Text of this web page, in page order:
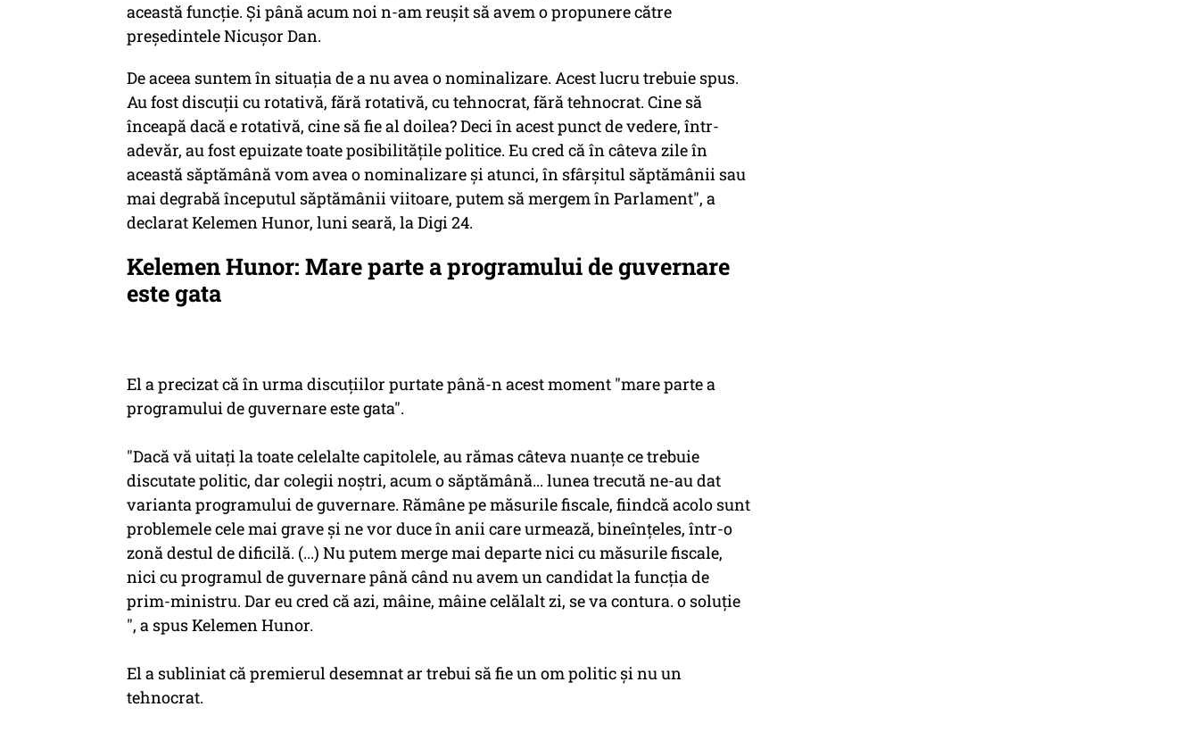
această funcţie. Şi până acum noi n-am reuşit să avem o propunere către
preşedintele Nicuşor Dan.
De aceea suntem în situaţia de a nu avea o nominalizare. Acest lucru trebuie spus.
Au fost discuţii cu rotativă, fără rotativă, cu tehnocrat, fără tehnocrat. Cine să
înceapă dacă e rotativă, cine să fie al doilea? Deci în acest punct de vedere, într-
adevăr, au fost epuizate toate posibilităţile politice. Eu cred că în câteva zile în
această săptămână vom avea o nominalizare şi atunci, în sfârşitul săptămânii sau
mai degrabă începutul săptămânii viitoare, putem să mergem în Parlament", a
declarat Kelemen Hunor, luni seară, la Digi 24.
Kelemen Hunor: Mare parte a programului de guvernare
este gata
El a precizat că în urma discuţiilor purtate până-n acest moment "mare parte a
programului de guvernare este gata".
"Dacă vă uitaţi la toate celelalte capitolele, au rămas câteva nuanţe ce trebuie
discutate politic, dar colegii noştri, acum o săptămână... lunea trecută ne-au dat
varianta programului de guvernare. Rămâne pe măsurile fiscale, fiindcă acolo sunt
problemele cele mai grave şi ne vor duce în anii care urmează, bineînţeles, într-o
zonă destul de dificilă. (...) Nu putem merge mai departe nici cu măsurile fiscale,
nici cu programul de guvernare până când nu avem un candidat la funcţia de
prim-ministru. Dar eu cred că azi, mâine, mâine celălalt zi, se va contura. o soluţie
", a spus Kelemen Hunor.
El a subliniat că premierul desemnat ar trebui să fie un om politic şi nu un
tehnocrat.